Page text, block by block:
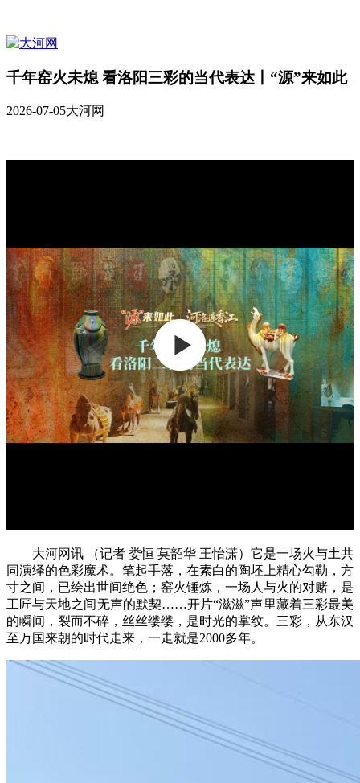
千年窑火未熄 看洛阳三彩的当代表达丨“源”来如此
2026-07-05大河网
大河网讯 （记者 娄恒 莫韶华 王怡潇）它是一场火与土共
同演绎的色彩魔术。笔起手落，在素白的陶坯上精心勾勒，方
寸之间，已绘出世间绝色；窑火锤炼，一场人与火的对赌，是
工匠与天地之间无声的默契……开片“滋滋”声里藏着三彩最美
的瞬间，裂而不碎，丝丝缕缕，是时光的掌纹。三彩， 从东汉
至万国来朝的时代走来，一走就是2000多年。